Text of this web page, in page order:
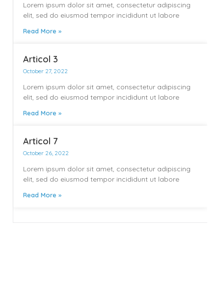
Lorem ipsum dolor sit amet, consectetur adipiscing
elit, sed do eiusmod tempor incididunt ut labore
Read More »
Articol 3
October 27, 2022
Lorem ipsum dolor sit amet, consectetur adipiscing
elit, sed do eiusmod tempor incididunt ut labore
Read More »
Articol 7
October 26, 2022
Lorem ipsum dolor sit amet, consectetur adipiscing
elit, sed do eiusmod tempor incididunt ut labore
Read More »